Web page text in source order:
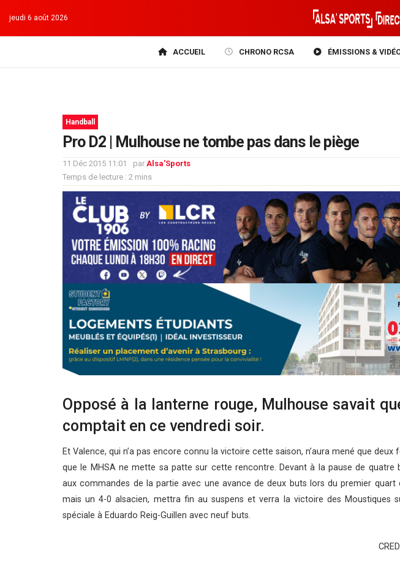
jeudi 6 août 2026
ACCUEIL CHRONO RCSA ÉMISSIONS &
Handball
Pro D2 | Mulhouse ne tombe pas dans le piège
11 Déc 2015 11:01 par Alsa'Sports
Temps de lecture : 2 mins
Opposé à la lanterne rouge, Mulhouse savait
comptait en ce vendredi soir.
Et Valence, qui n’a pas encore connu la victoire cette saison, n’aura mené que
que le MHSA ne mette sa patte sur cette rencontre. Devant à la pause de quatre
aux commandes de la partie avec une avance de deux buts lors du premier quart
mais un 4-0 alsacien, mettra fin au suspens et verra la victoire des Moustiques
spéciale à Eduardo Reig-Guillen avec neuf buts.